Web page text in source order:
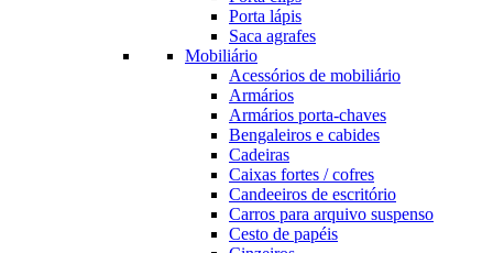
Porta lápis
Saca agrafes
Mobiliário
Acessórios de mobiliário
Armários
Armários porta-chaves
Bengaleiros e cabides
Cadeiras
Caixas fortes / cofres
Candeeiros de escritório
Carros para arquivo suspenso
Cesto de papéis